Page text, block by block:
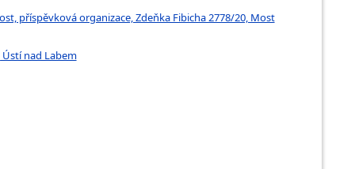
příspěvková organizace, Zdeňka Fibicha 2778/20, Most
nad Labem